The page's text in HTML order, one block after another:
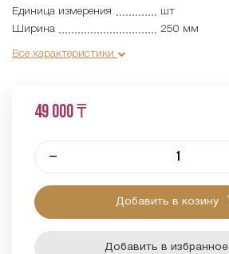
Единица измерения
шт
Ширина
250 мм
Все характеристики
49 000 ₸
–
Добавить в козину
Добавить в избранное